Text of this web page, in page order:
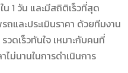
1 วัน และมีสถิติเร็วที่สุด
และประเมินราคา ด้วยทีมงาน
ดเร็วทันใจ เหมาะกับคนที่
ไม่นานในการดำเนินการ